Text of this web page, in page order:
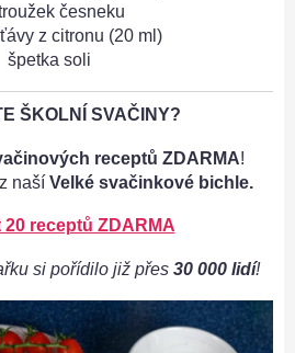
česneku
z citronu (20 ml)
špetka soli
ŠKOLNÍ SVAČINY?
receptů ZDARMA!
naší Velké svačinkové bichle.
receptů ZDARMA
si pořídilo již přes 30 000 lidí!